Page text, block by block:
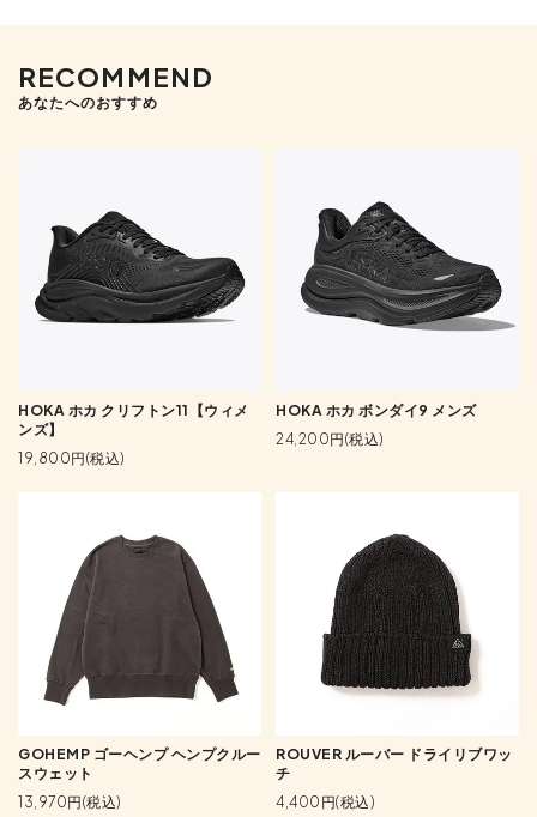
RECOMMEND
あなたへのおすすめ
HOKA ホカ クリフトン11【ウィメ
ンズ】
19,800円(税込)
HOKA ホカ ボンダイ9 メンズ
24,200円(税込)
GOHEMP ゴーヘンプ ヘンプクルー
スウェット
13,970円(税込)
ROUVER ルーバー ドライリブワッ
チ
4,400円(税込)